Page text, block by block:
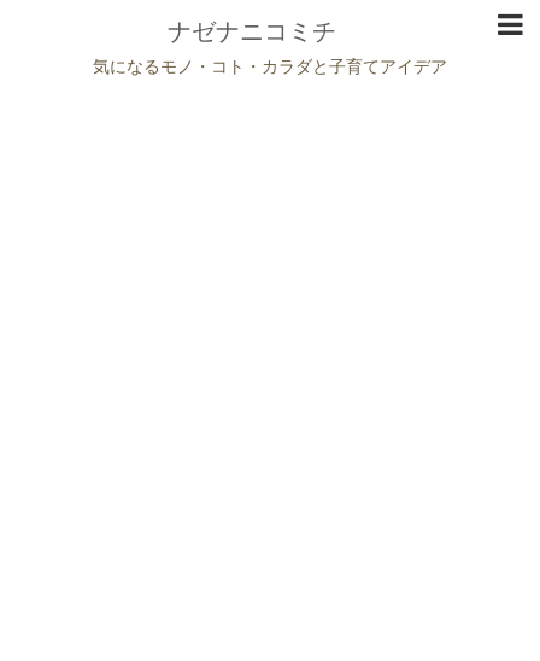
ナゼナニコミチ
気になるモノ・コト・カラダと子育てアイデア